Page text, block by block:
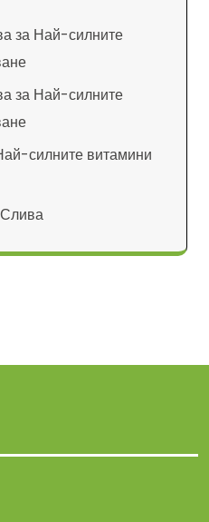
за Най-силните
за Най-силните
силните витамини